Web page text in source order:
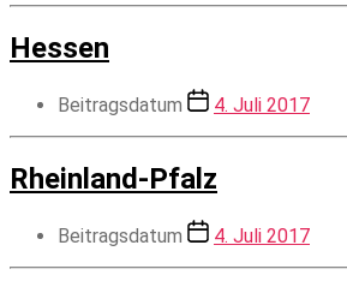
Hessen
Beitragsdatum 4. Juli 2017
Rheinland-Pfalz
Beitragsdatum 4. Juli 2017